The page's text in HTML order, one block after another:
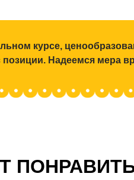
курсе,
Надеемся мера